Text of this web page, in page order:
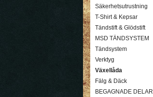
Säkerhetsutrustning
T-Shirt & Kepsar
Tändstift & Glödstift
MSD TÄNDSYSTEM
Tändsystem
Verktyg
Växellåda
Fälg & Däck
BEGAGNADE DELAR